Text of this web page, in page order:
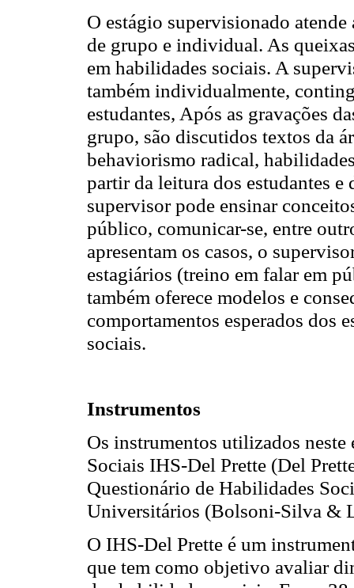
O estágio supervisionado atende
de grupo e individual. As
em habilidades sociais. A
também individualmente,
estudantes, Após as gravações
grupo, são discutidos textos da
behaviorismo radical,
partir da leitura dos estudantes e
supervisor pode ensinar
público, comunicar-se, entre
apresentam os casos, o
estagiários (treino em falar em
também oferece modelos e
comportamentos esperados dos
sociais.
Instrumentos
Os instrumentos utilizados
Sociais IHS-Del Prette (Del
Questionário de Habilidades
Universitários (Bolsoni-Silva &
O IHS-Del Prette é um
que tem como objetivo avaliar